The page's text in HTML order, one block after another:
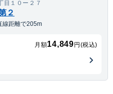
目１０ー２７
２
線距離で205m
月額14,849 円(税込)